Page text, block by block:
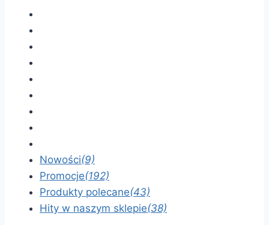
Nowości(9)
Promocje(192)
Produkty polecane(43)
Hity w naszym sklepie(38)